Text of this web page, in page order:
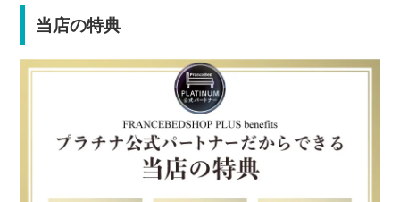
当店の特典